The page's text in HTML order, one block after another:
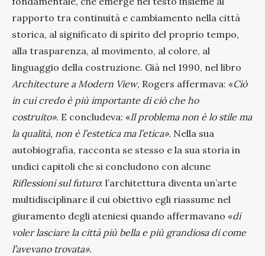
rapporto tra continuità e cambiamento nella città
storica, al significato di spirito del proprio tempo,
alla trasparenza, al movimento, al colore, al
linguaggio della costruzione. Già nel 1990, nel libro
Architecture a Modern View, Rogers affermava: «Ciò
in cui credo è più importante di ciò che ho
costruito». E concludeva: «Il problema non è lo stile ma
la qualità, non è l’estetica ma l’etica». Nella sua
autobiografia, racconta se stesso e la sua storia in
undici capitoli che si concludono con alcune
Riflessioni sul futuro: l’architettura diventa un’arte
multidisciplinare il cui obiettivo egli riassume nel
giuramento degli ateniesi quando affermavano «di
voler lasciare la città più bella e più grandiosa di come
l’avevano trovata».